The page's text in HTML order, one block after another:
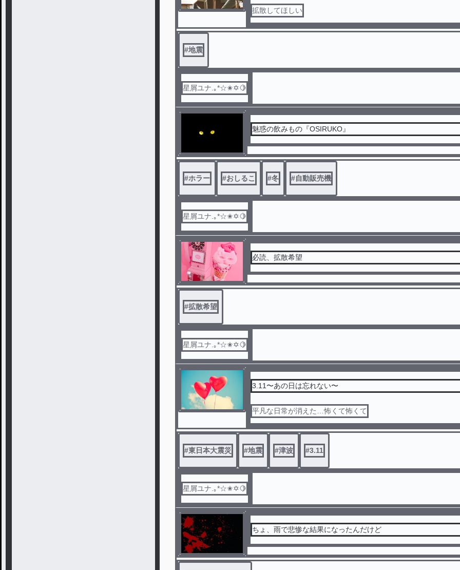
拡散してほしい
#地震
星屑ユナ.｡*☆✬✡🍋
魅惑の飲みもの『OSIRUKO』
#ホラー #おしるこ #冬 #自動販売機
星屑ユナ.｡*☆✬✡🍋
必読、拡散希望
#拡散希望
星屑ユナ.｡*☆✬✡🍋
3.11〜あの日は忘れない〜
平凡な日常が消えた…怖くて怖くて
#東日本大震災 #地震 #津波 #3.11
星屑ユナ.｡*☆✬✡🍋
ちょ、雨で悲惨な結果になったんだけど